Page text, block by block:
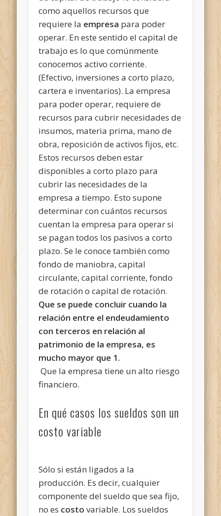
como aquellos recursos que
requiere la empresa para poder
operar. En este sentido el capital de
trabajo es lo que comúnmente
conocemos activo corriente.
(Efectivo, inversiones a corto plazo,
cartera e inventarios). La empresa
para poder operar, requiere de
recursos para cubrir necesidades de
insumos, materia prima, mano de
obra, reposición de activos fijos, etc.
Estos recursos deben estar
disponibles a corto plazo para
cubrir las necesidades de la
empresa a tiempo. Esto supone
determinar con cuántos recursos
cuentan la empresa para operar si
se pagan todos los pasivos a corto
plazo. Se le conoce también como
fondo de maniobra, capital
circulante, capital corriente, fondo
de rotación o capital de rotación.
Que se puede concluir cuando la
relación entre el endeudamiento
con terceros en relación al
patrimonio de la empresa, es
mucho mayor que 1.
Que la empresa tiene un alto riesgo
financiero.
En qué casos los sueldos son un
costo variable
Sólo si están ligados a la
producción. Es decir, cualquier
componente del sueldo que sea fijo,
no es costo variable. Los sueldos